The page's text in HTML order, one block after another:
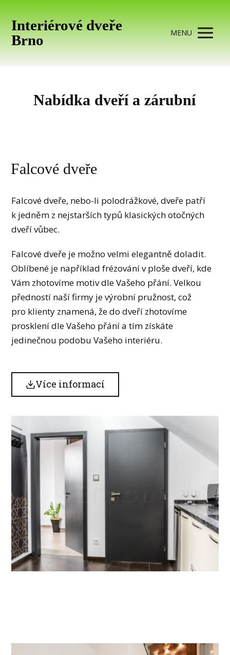
Interiérové dveře
Brno
MENU
Nabídka dveří a zárubní
Falcové dveře
Falcové dveře, nebo-li polodrážkové, dveře patří
k jedněm z nejstarších typů klasických otočných
dveří vůbec.
Falcové dveře je možno velmi elegantně doladit.
Oblíbené je například frézování v ploše dveří, kde
Vám zhotovíme motiv dle Vašeho přání. Velkou
předností naší firmy je výrobní pružnost, což
pro klienty znamená, že do dveří zhotovíme
prosklení dle Vašeho přání a tím získáte
jedinečnou podobu Vašeho interiéru.
Více informací